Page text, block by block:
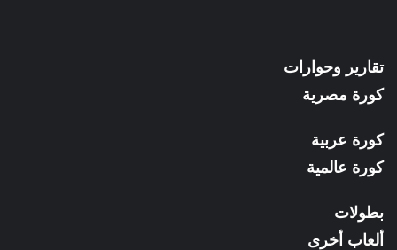
تقارير وحوارات
كورة مصرية
كورة عربية
كورة عالمية
بطولات
ألعاب أخرى